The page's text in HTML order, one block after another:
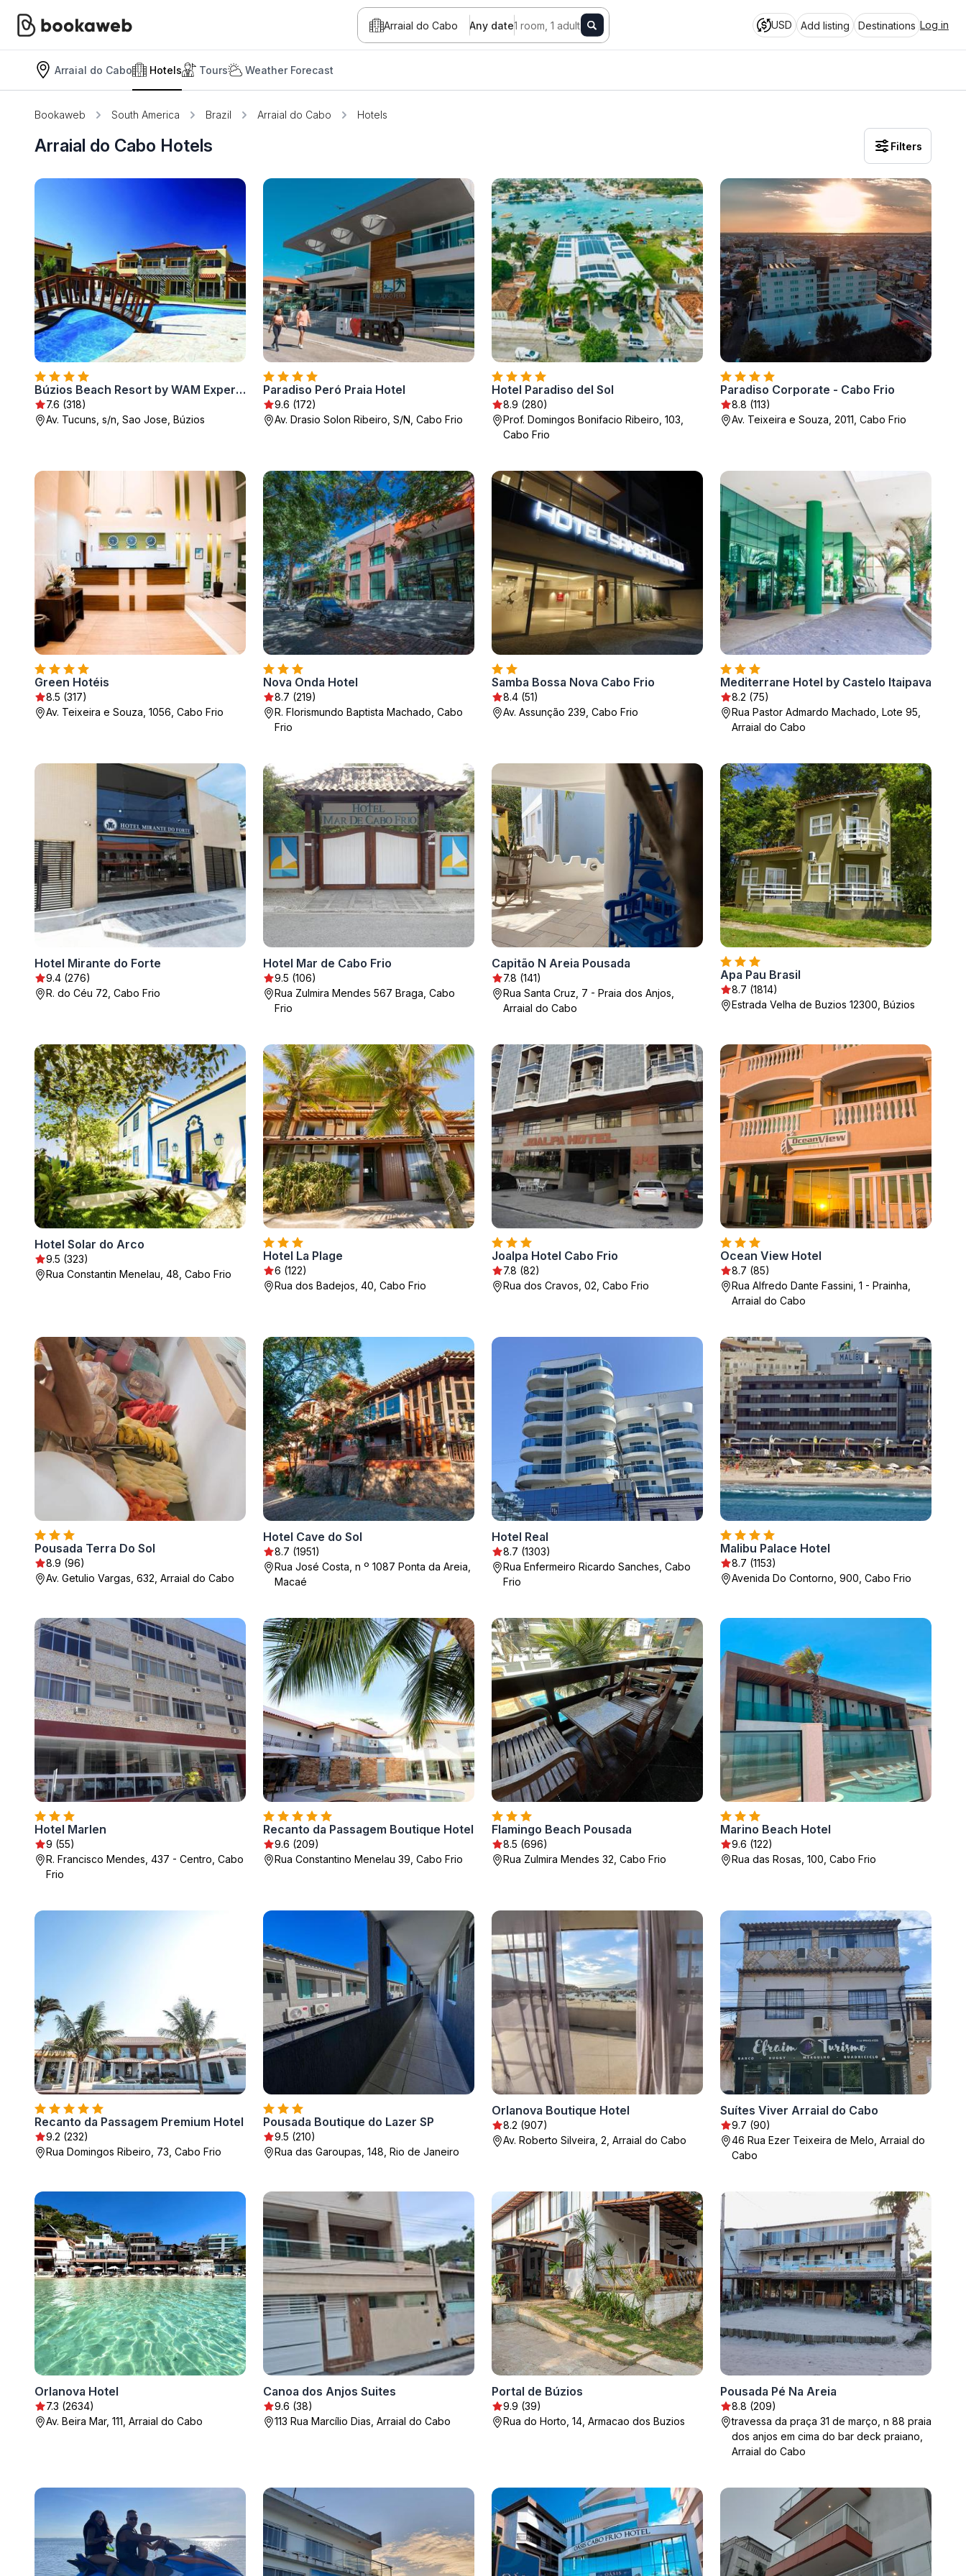
Arraial do Cabo Any date1 room, 1 adult USD Add listing Destinations Log in
Arraial do Cabo Hotels Tours Weather Forecast
Bookaweb South America Brazil Arraial do Cabo Hotels
Arraial do Cabo Hotels Filters
Búzios Beach Resort by WAM Experience
7.6 (318)
Av. Tucuns, s/n, Sao Jose, Búzios
Paradiso Peró Praia Hotel
9.6 (172)
Av. Drasio Solon Ribeiro, S/N, Cabo Frio
Hotel Paradiso del Sol
8.9 (280)
Prof. Domingos Bonifacio Ribeiro, 103,
Cabo Frio
Paradiso Corporate - Cabo Frio
8.8 (113)
Av. Teixeira e Souza, 2011, Cabo Frio
Green Hotéis
8.5 (317)
Av. Teixeira e Souza, 1056, Cabo Frio
Nova Onda Hotel
8.7 (219)
R. Florismundo Baptista Machado, Cabo
Frio
Samba Bossa Nova Cabo Frio
8.4 (51)
Av. Assunção 239, Cabo Frio
Mediterrane Hotel by Castelo Itaipava
8.2 (75)
Rua Pastor Admardo Machado, Lote 95,
Arraial do Cabo
Hotel Mirante do Forte
9.4 (276)
R. do Céu 72, Cabo Frio
Hotel Mar de Cabo Frio
9.5 (106)
Rua Zulmira Mendes 567 Braga, Cabo
Frio
Capitão N Areia Pousada
7.8 (141)
Rua Santa Cruz, 7 - Praia dos Anjos,
Arraial do Cabo
Apa Pau Brasil
8.7 (1814)
Estrada Velha de Buzios 12300, Búzios
Hotel Solar do Arco
9.5 (323)
Rua Constantin Menelau, 48, Cabo Frio
Hotel La Plage
6 (122)
Rua dos Badejos, 40, Cabo Frio
Joalpa Hotel Cabo Frio
7.8 (82)
Rua dos Cravos, 02, Cabo Frio
Ocean View Hotel
8.7 (85)
Rua Alfredo Dante Fassini, 1 - Prainha,
Arraial do Cabo
Pousada Terra Do Sol
8.9 (96)
Av. Getulio Vargas, 632, Arraial do Cabo
Hotel Cave do Sol
8.7 (1951)
Rua José Costa, n º 1087 Ponta da Areia,
Macaé
Hotel Real
8.7 (1303)
Rua Enfermeiro Ricardo Sanches, Cabo
Frio
Malibu Palace Hotel
8.7 (1153)
Avenida Do Contorno, 900, Cabo Frio
Hotel Marlen
9 (55)
R. Francisco Mendes, 437 - Centro, Cabo
Frio
Recanto da Passagem Boutique Hotel
9.6 (209)
Rua Constantino Menelau 39, Cabo Frio
Flamingo Beach Pousada
8.5 (696)
Rua Zulmira Mendes 32, Cabo Frio
Marino Beach Hotel
9.6 (122)
Rua das Rosas, 100, Cabo Frio
Recanto da Passagem Premium Hotel
9.2 (232)
Rua Domingos Ribeiro, 73, Cabo Frio
Pousada Boutique do Lazer SP
9.5 (210)
Rua das Garoupas, 148, Rio de Janeiro
Orlanova Boutique Hotel
8.2 (907)
Av. Roberto Silveira, 2, Arraial do Cabo
Suítes Viver Arraial do Cabo
9.7 (90)
46 Rua Ezer Teixeira de Melo, Arraial do
Cabo
Orlanova Hotel
7.3 (2634)
Av. Beira Mar, 111, Arraial do Cabo
Canoa dos Anjos Suites
9.6 (38)
113 Rua Marcílio Dias, Arraial do Cabo
Portal de Búzios
9.9 (39)
Rua do Horto, 14, Armacao dos Buzios
Pousada Pé Na Areia
8.8 (209)
travessa da praça 31 de março, n 88 praia
dos anjos em cima do bar deck praiano,
Arraial do Cabo